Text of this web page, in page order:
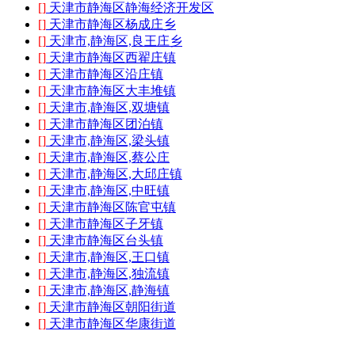
[] 天津市静海区静海经济开发区
[] 天津市静海区杨成庄乡
[] 天津市,静海区,良王庄乡
[] 天津市静海区西翟庄镇
[] 天津市静海区沿庄镇
[] 天津市静海区大丰堆镇
[] 天津市,静海区,双塘镇
[] 天津市静海区团泊镇
[] 天津市,静海区,梁头镇
[] 天津市,静海区,蔡公庄
[] 天津市,静海区,大邱庄镇
[] 天津市,静海区,中旺镇
[] 天津市静海区陈官屯镇
[] 天津市静海区子牙镇
[] 天津市静海区台头镇
[] 天津市,静海区,王口镇
[] 天津市,静海区,独流镇
[] 天津市,静海区,静海镇
[] 天津市静海区朝阳街道
[] 天津市静海区华康街道